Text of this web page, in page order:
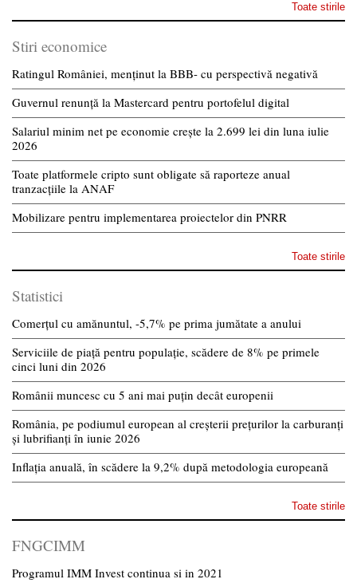
Toate stirile
Stiri economice
Ratingul României, menținut la BBB- cu perspectivă negativă
Guvernul renunță la Mastercard pentru portofelul digital
Salariul minim net pe economie crește la 2.699 lei din luna iulie
2026
Toate platformele cripto sunt obligate să raporteze anual
tranzacțiile la ANAF
Mobilizare pentru implementarea proiectelor din PNRR
Toate stirile
Statistici
Comerțul cu amănuntul, -5,7% pe prima jumătate a anului
Serviciile de piață pentru populație, scădere de 8% pe primele
cinci luni din 2026
Românii muncesc cu 5 ani mai puțin decât europenii
România, pe podiumul european al creșterii prețurilor la carburanți
și lubrifianți în iunie 2026
Inflația anuală, în scădere la 9,2% după metodologia europeană
Toate stirile
FNGCIMM
Programul IMM Invest continua si in 2021